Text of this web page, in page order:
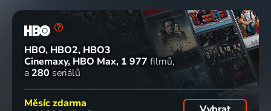
HBO, HBO2, HBO3
Cinemaxy, HBO Max 1 977 filmů
a 280 seriálů
Měsíc zdarma